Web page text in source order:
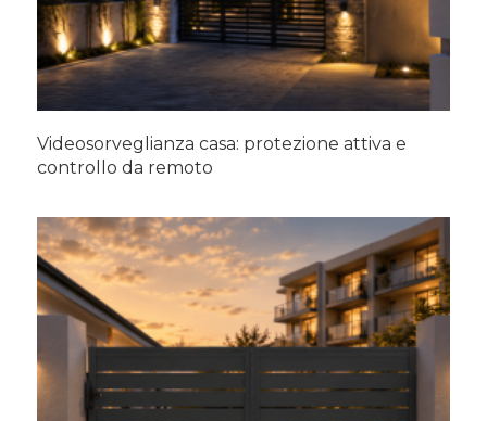
Videosorveglianza casa: protezione attiva e
controllo da remoto